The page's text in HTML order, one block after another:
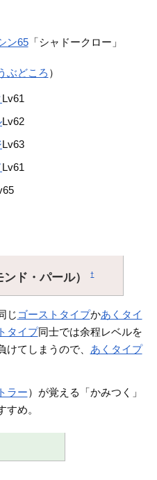
ン65「シャドークロー」
ぶどころ ）
Lv61
Lv62
Lv63
Lv61
ンド・パール）†
じ ゴーストタイプかあくタイ
タイプ同士では余程レベルを
てしまうので、 あくタイプ
ラー）が覚える「かみつく」
め。